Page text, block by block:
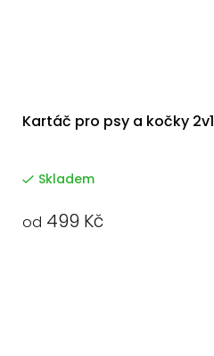
Kartáč pro psy a kočky 2v1
Skladem
od 499 Kč